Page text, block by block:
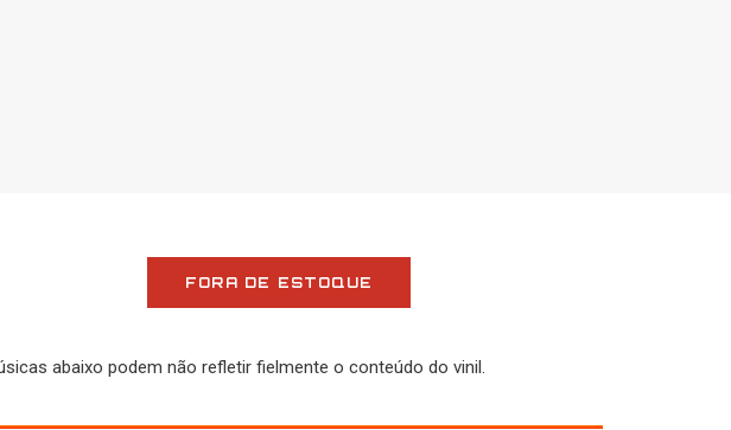
FORA DE ESTOQUE
abaixo podem não refletir fielmente o conteúdo do vinil.